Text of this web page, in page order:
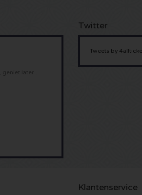
Twitter
Tweets by
Klantenservice